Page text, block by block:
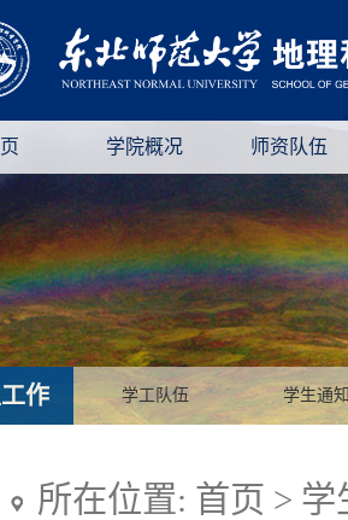
学院概况 师资队伍
作 学工队伍 学生通
所在位置: 首页 > 学